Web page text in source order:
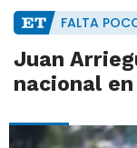
FALTA
Juan
nacional